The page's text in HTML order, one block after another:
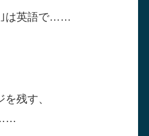
｣は英語で……
残す、